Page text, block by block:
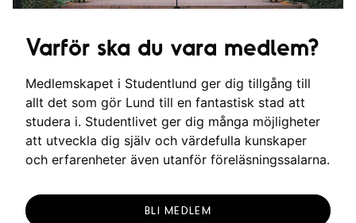
Varför ska du vara medlem?
Medlemskapet i Studentlund ger dig tillgång till
allt det som gör Lund till en fantastisk stad att
studera i. Studentlivet ger dig många möjligheter
att utveckla dig själv och värdefulla kunskaper
och erfarenheter även utanför föreläsningssalarna.
BLI MEDLEM